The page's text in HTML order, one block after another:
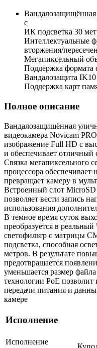
Вандалозащищённая
с
ИК подсветка 30
Интеллектуальные
вторжения/
Мегапиксельный
Поддержка формата
Вандалозащита IK10
Поддержка карт
Полное описание
Вандалозащищённая
видеокамера Novicam
изображение Full HD с
и обеспечивает отличный
Связка мегапиксельного
процессора обеспечивает
превращает камеру в
Встроенный слот
позволяет вести запись
использования
В темное время суток
преобразуется в
светофильтр с матрицы
подсветка, способная
метров. В результате
предотвращается
уменьшается размер
технологии РоЕ позволит
передачи питания и
камере
Исполнение
Исполнение